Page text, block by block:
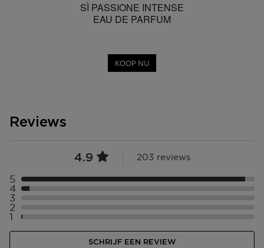
SÌ PASSIONE INTENSE
EAU DE PARFUM
KOOP NU
Reviews
4.9 203 reviews
Selecteer ({numberOfReviews}} met 5 sterren
5
Selecteer ({numberOfReviews}} met 4 sterren
4
Selecteer ({numberOfReviews}} met 3 sterren
3
Selecteer ({numberOfReviews}} met 2 sterren
2
Selecteer ({numberOfReviews}} met 1 sterren
1
SCHRIJF EEN REVIEW